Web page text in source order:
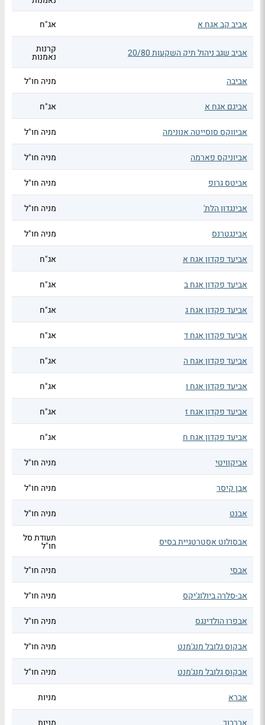
אביב קב אגח א
אג"ח
אביב שגב ניהול תיק השקעות 20/80 קרנות
נאמנות
אביבה
מניה חו"ל
אביגם אגח א אג"ח
אביווקס סוסייטה אנונימה מניה חו"ל
אביוניקס פארמה מניה חו"ל
אביטס גרופ מניה חו"ל
אבינגדון הלת' מניה חו"ל
אבינגטרנס מניה חו"ל
אביעד פקדון אגח א אג"ח
אביעד פקדון אגח ב אג"ח
אביעד פקדון אגח ג אג"ח
אביעד פקדון אגח ד אג"ח
אביעד פקדון אגח ה אג"ח
אביעד פקדון אגח ו אג"ח
אביעד פקדון אגח ז אג"ח
אביעד פקדון אגח ח אג"ח
אביקוויטי מניה חו"ל
אבן קיסר מניה חו"ל
אבנט מניה חו"ל
אבסולוט אסטרטגיית בסיס תעודת סל
חו"ל
אבסי
מניה חו"ל
אב-סלרה ביולוג'יקס מניה חו"ל
אבפרו הולדינגס מניה חו"ל
אבקוס גלובל מנג'מנט מניה חו"ל
אבקוס גלובל מנג'מנט מניה חו"ל
אברא מניות